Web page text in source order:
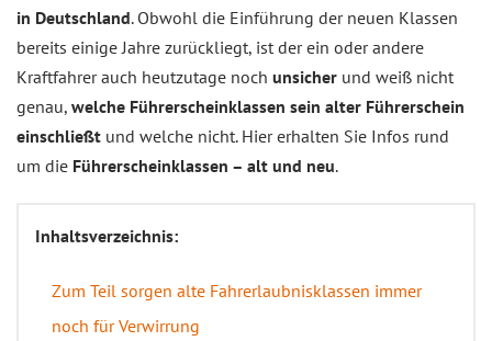
in Deutschland. Obwohl die Einführung der neuen Klassen
bereits einige Jahre zurückliegt, ist der ein oder andere
Kraftfahrer auch heutzutage noch unsicher und weiß nicht
genau, welche Führerscheinklassen sein alter Führerschein
einschließt und welche nicht. Hier erhalten Sie Infos rund
um die Führerscheinklassen – alt und neu.
Inhaltsverzeichnis:
Zum Teil sorgen alte Fahrerlaubnisklassen immer
noch für Verwirrung